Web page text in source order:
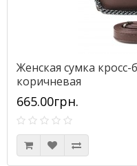
Женская сумка кросс-
коричневая
665.00грн.